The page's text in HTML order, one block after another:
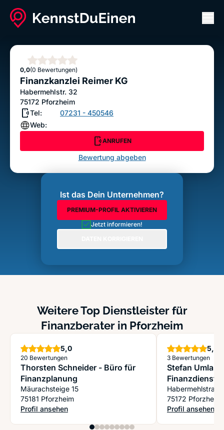
Finanzkanzlei Reimer KG
0,0
Sterne
(0 Bewertungen)
Finanzkanzlei Reimer KG
Habermehlstr. 32
75172 Pforzheim
Tel:
07231 - 450546
Web:
ANRUFEN
Bewertung abgeben
Ist das Dein Unternehmen?
PREMIUM-PROFIL AKTIVIEREN
Jetzt informieren!
Weitere Top Dienstleister für
Finanzberater in Pforzheim
5,0Sterne
20 Bewertungen
Thorsten Schneider - Büro für
Finanzplanung
Mäurachsteige 15
75181 Pforzheim
Profil ansehen
: Thorsten Schneider - Büro für Finanzplanung
5,0
3 Bewertungen
Stefan Umlauf
75172 Pforzheim
Profil ansehen
: Stefan Umlauf